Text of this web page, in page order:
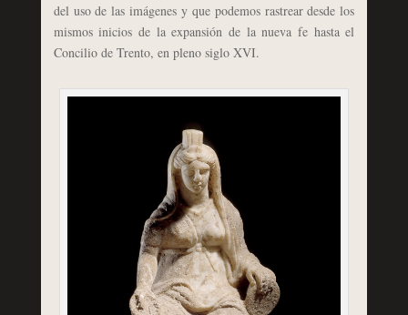
del uso de las imágenes y que podemos rastrear desde los
mismos inicios de la expansión de la nueva fe hasta el
Concilio de Trento, en pleno siglo XVI.